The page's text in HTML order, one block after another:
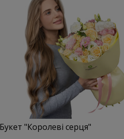
Букет "Королеві серця"